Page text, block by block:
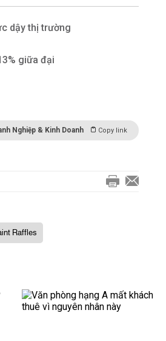
dậy thị trường
giữa đại
Nghiệp & Kinh Doanh Copy link
Raffles